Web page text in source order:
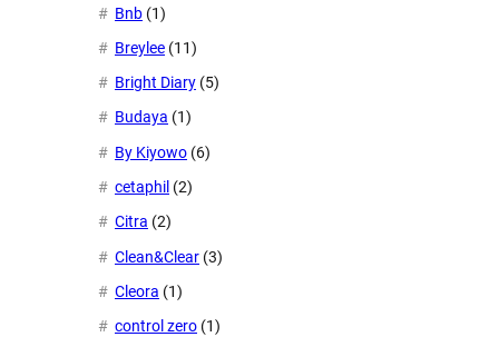
Bnb (1)
Breylee (11)
Bright Diary (5)
Budaya (1)
By Kiyowo (6)
cetaphil (2)
Citra (2)
Clean&Clear (3)
Cleora (1)
control zero (1)